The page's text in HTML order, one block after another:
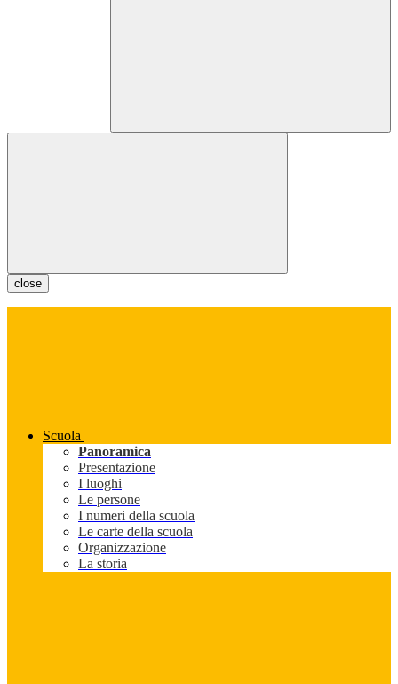
close
Scuola
Panoramica
Presentazione
I luoghi
Le persone
I numeri della scuola
Le carte della scuola
Organizzazione
La storia